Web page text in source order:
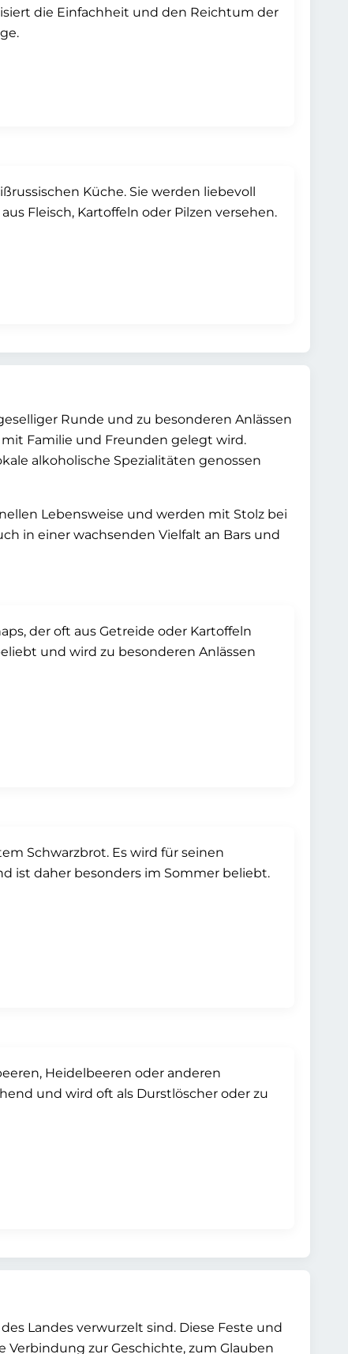
die Einfachheit und den Reichtum der
Küche. Sie werden liebevoll
Fleisch, Kartoffeln oder Pilzen versehen.
Runde und zu besonderen Anlässen
Familie und Freunden gelegt wird.
alkoholische Spezialitäten genossen
Lebensweise und werden mit Stolz bei
in einer wachsenden Vielfalt an Bars und
der oft aus Getreide oder Kartoffeln
und wird zu besonderen Anlässen
Schwarzbrot. Es wird für seinen
ist daher besonders im Sommer beliebt.
Heidelbeeren oder anderen
und wird oft als Durstlöscher oder zu
Landes verwurzelt sind. Diese Feste und
zur Geschichte, zum Glauben